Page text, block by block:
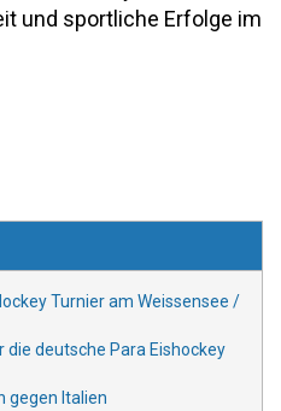
und sportliche Erfolge im
Turnier am Weissensee /
die deutsche Para Eishockey
gegen Italien